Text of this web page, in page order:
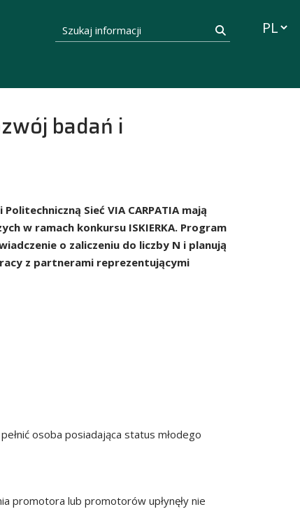
Szukaj informacji
badań i
Sieć VIA CARPATIA mają
w ramach konkursu ISKIERKA. Program
o zaliczeniu do liczby N i planują
z partnerami reprezentującymi
osoba posiadająca status młodego
promotora lub promotorów upłynęły nie